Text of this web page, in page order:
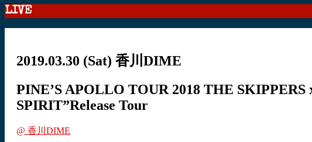
LIVE
2019.03.30 (Sat) 香川DIME
PINE’S APOLLO TOUR 2018 THE
SPIRIT”Release Tour
@ 香川DIME